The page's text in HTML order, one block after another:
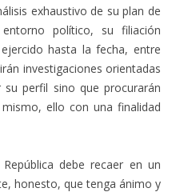
exhaustivo de su plan de
político, su filiación
hasta la fecha, entre
investigaciones orientadas
perfil sino que procurarán
ello con una finalidad
debe recaer en un
honesto, que tenga ánimo y